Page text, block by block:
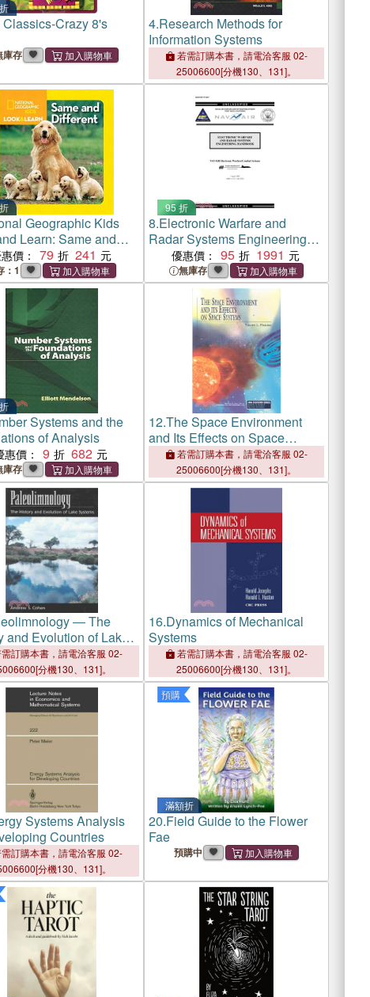
Classics-Crazy 8's
庫存
4.Research Methods for
Information Systems
若需訂購本書，請電洽客服 02-
25006600[分機130、131]。
Geographic Kids
Learn: Same and
價： 79 241
：1
95 折
8.Electronic Warfare and
Radar Systems Engineering
Handbook
優惠價： 95 1991
無庫存
Systems and the
of Analysis
惠價： 9 682
庫存
12.The Space Environment
and Its Effects on Space
Systems若需訂購本書，請電洽客服 02-
25006600[分機130、131]。
― The
and Evolution of Lake
訂購本書，請電洽客服 02-
分機130、131]。
16.Dynamics of Mechanical
Systems
若需訂購本書，請電洽客服 02-
25006600[分機130、131]。
Systems Analysis
Countries
訂購本書，請電洽客服 02-
分機130、131]。
預購
滿額折
20.Field Guide to the Flower
Fae
預購中